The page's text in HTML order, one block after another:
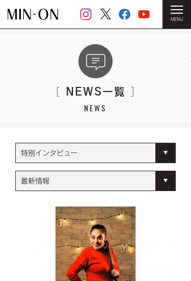
MENU
［ NEWS一覧 ］
NEWS